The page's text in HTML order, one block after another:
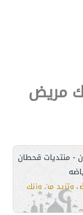
مريض
منتديات قحطان
وتزيد من وزنك